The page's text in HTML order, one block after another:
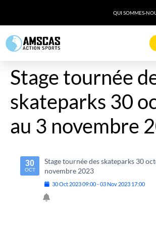
QUI SOMMES-
Stage tournée
skateparks 30
au 3 novembre
30
OCT
Stage tournée des skateparks 30
novembre 2023
30Oct 202309:00-03 Nov 2023 17:00